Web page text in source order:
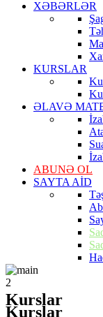
XƏBƏRLƏR
KURSLAR
ƏLAVƏ
ABUNƏ OL
SAYTA AİD
Kurslar
2
Kurslar